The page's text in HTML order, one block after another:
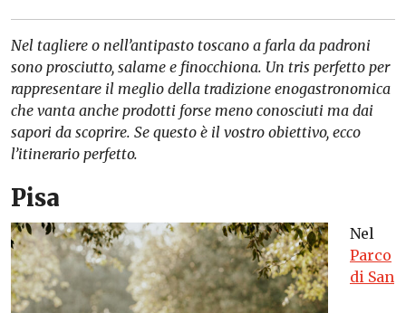
Nel tagliere o nell’antipasto toscano a farla da padroni
sono prosciutto, salame e finocchiona. Un tris perfetto per
rappresentare il meglio della tradizione enogastronomica
che vanta anche prodotti forse meno conosciuti ma dai
sapori da scoprire. Se questo è il vostro obiettivo, ecco
l’itinerario perfetto.
Pisa
Nel
Parco
di San